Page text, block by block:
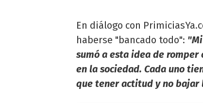
En diálogo con
haberse "bancado todo":
sumó a esta idea de romper
en la sociedad. Cada uno
que tener actitud y no bajar